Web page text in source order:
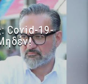
Covid-19-